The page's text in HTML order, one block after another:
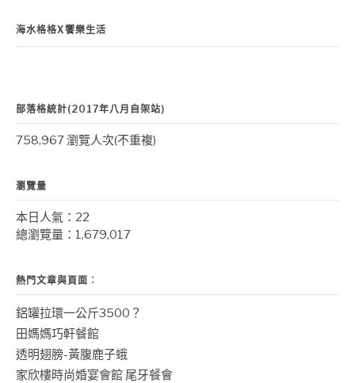
海水格格X饗樂生活
部落格統計(2017年八月自架站)
758,967 瀏覽人次(不重複)
瀏覽量
本日人氣：22
總瀏覽量：1,679,017
熱門文章與頁面︰
鋁罐拉環一公斤3500？
田媽媽巧軒餐館
透明翅膀-黃腹鹿子蛾
家欣樓時尚婚宴會館 尾牙餐會